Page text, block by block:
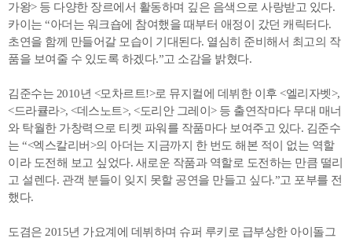
가왕> 등 다양한 장르에서 활동하며 깊은 음색으로 사랑받고 있다.
카이는 “아더는 워크숍에 참여했을 때부터 애정이 갔던 캐릭터다.
초연을 함께 만들어갈 모습이 기대된다. 열심히 준비해서 최고의 작
품을 보여줄 수 있도록 하겠다.”고 소감을 밝혔다.
김준수는 2010년 <모차르트!>로 뮤지컬에 데뷔한 이후 <엘리자벳>,
<드라큘라>, <데스노트>, <도리안 그레이> 등 출연작마다 무대 매너
와 탁월한 가창력으로 티켓 파워를 작품마다 보여주고 있다. 김준수
는 “<엑스칼리버>의 아더는 지금까지 한 번도 해본 적이 없는 역할
이라 도전해 보고 싶었다. 새로운 작품과 역할로 도전하는 만큼 떨리
고 설렌다. 관객 분들이 잊지 못할 공연을 만들고 싶다.”고 포부를 전
했다.
도겸은 2015년 가요계에 데뷔하며 슈퍼 루키로 급부상한 아이돌그